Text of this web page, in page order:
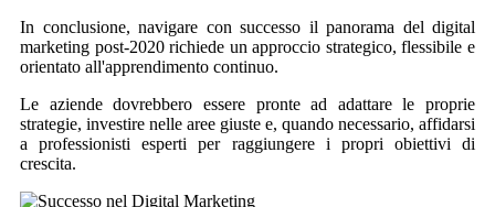
In conclusione, navigare con successo il panorama del digital
marketing post-2020 richiede un approccio strategico, flessibile e
orientato all'apprendimento continuo.
Le aziende dovrebbero essere pronte ad adattare le proprie
strategie, investire nelle aree giuste e, quando necessario, affidarsi
a professionisti esperti per raggiungere i propri obiettivi di
crescita.